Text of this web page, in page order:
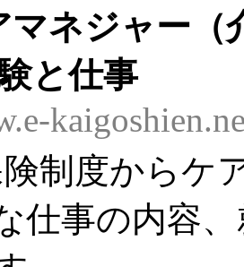
マネジャー（
と仕事
制度からケ
仕事の内容